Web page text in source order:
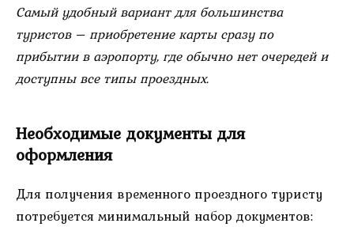
Самый удобный вариант для большинства
туристов – приобретение карты сразу по
прибытии в аэропорту, где обычно нет очередей и
доступны все типы проездных.
Необходимые документы для
оформления
Для получения временного проездного туристу
потребуется минимальный набор документов: